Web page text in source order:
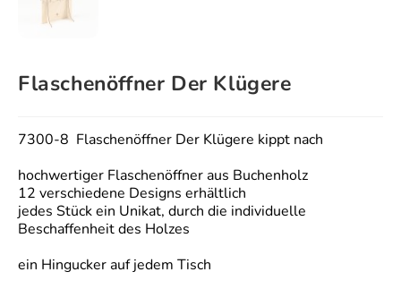
Flaschenöffner Der Klügere
7300-8 Flaschenöffner Der Klügere kippt nach
hochwertiger Flaschenöffner aus Buchenholz
12 verschiedene Designs erhältlich
jedes Stück ein Unikat, durch die individuelle
Beschaffenheit des Holzes
ein Hingucker auf jedem Tisch